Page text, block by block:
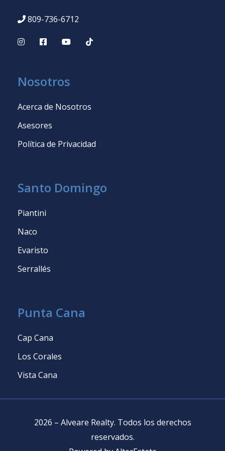
809-736-6712
Nosotros
Acerca de Nosotros
Asesores
Política de Privacidad
Santo Domingo
Piantini
Naco
Evaristo
Serrallés
Punta Cana
Cap Cana
Los Corales
Vista Cana
2026 – Alveare Realty. Todos los derechos
reservados.